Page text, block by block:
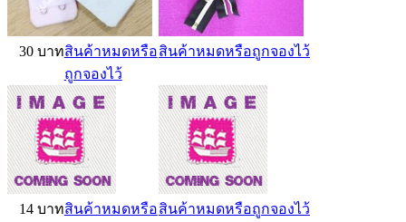
30 บาทสินค้าหมดหรือ
ถูกจองไว้
สินค้าหมดหรือถูกจองไว้
14 บาทสินค้าหมดหรือสินค้าหมดหรือถูกจองไว้